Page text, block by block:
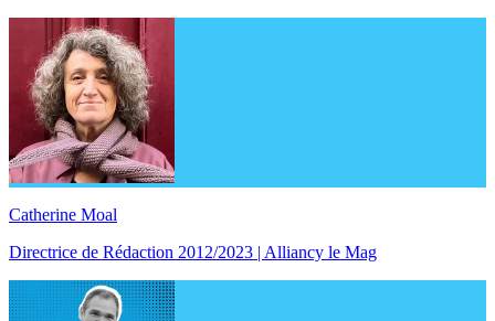
Catherine Moal
Directrice de Rédaction 2012/2023 | Alliancy le Mag